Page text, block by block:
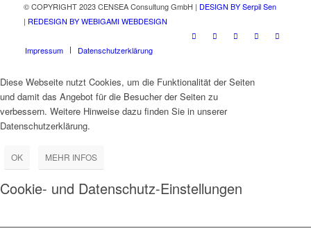
© COPYRIGHT 2023 CENSEA Consultung GmbH | DESIGN BY Serpil Sen
| REDESIGN BY WEBIGAMI WEBDESIGN
Impressum Datenschutzerklärung
Diese Webseite nutzt Cookies, um die Funktionalität der Seiten
und damit das Angebot für die Besucher der Seiten zu
verbessern. Weitere Hinweise dazu finden Sie in unserer
Datenschutzerklärung.
OK MEHR INFOS
Cookie- und Datenschutz-Einstellungen